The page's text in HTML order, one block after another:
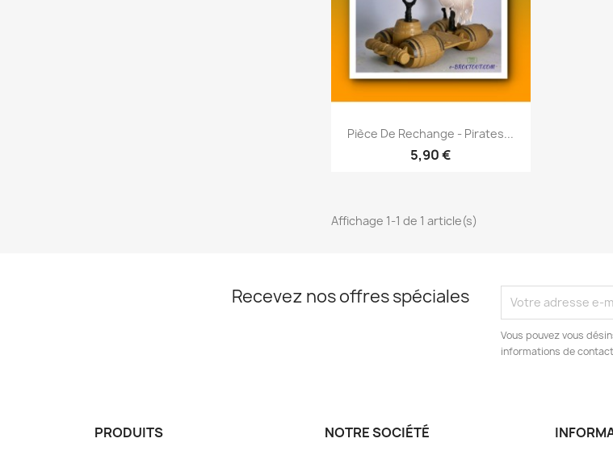
Aperçu rapide
Pièce De Rechange - Pirates...
5,90 €
Affichage 1-1 de 1 article(s)
Recevez nos offres spéciales
Vous pouvez vous
informations de
PRODUITS NOTRE SOCIÉTÉ